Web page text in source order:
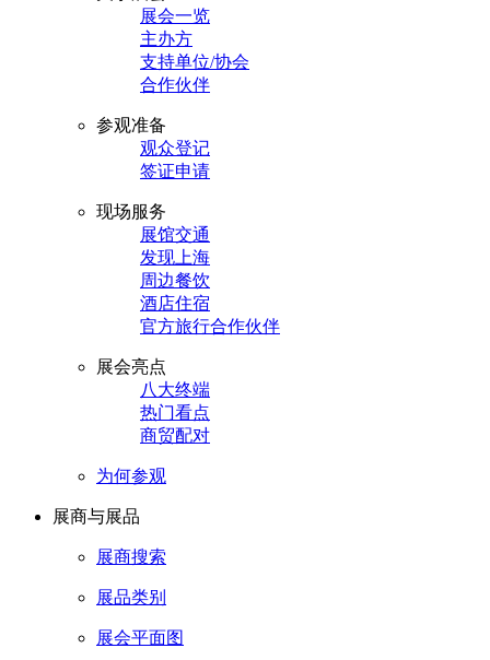
展会一览
主办方
支持单位/协会
合作伙伴
参观准备
观众登记
签证申请
现场服务
展馆交通
发现上海
周边餐饮
酒店住宿
官方旅行合作伙伴
展会亮点
八大终端
热门看点
商贸配对
为何参观
展商与展品
展商搜索
展品类别
展会平面图